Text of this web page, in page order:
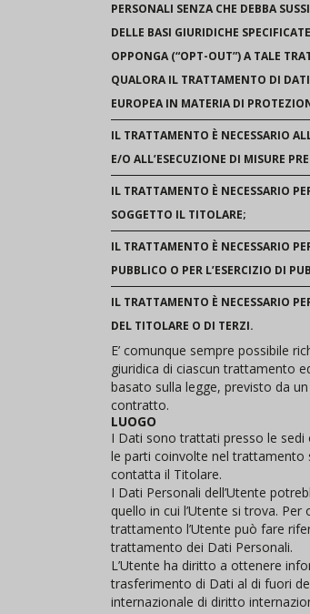
PERSONALI SENZA CHE DEBBA
DELLE BASI GIURIDICHE
OPPONGA (“OPT-OUT”) A TALE
QUALORA IL TRATTAMENTO DI
EUROPEA IN MATERIA DI
IL TRATTAMENTO È NECESSARIO
E/O ALL’ESECUZIONE DI MISURE
IL TRATTAMENTO È NECESSARIO
SOGGETTO IL TITOLARE;
IL TRATTAMENTO È NECESSARIO
PUBBLICO O PER L’ESERCIZIO DI
IL TRATTAMENTO È NECESSARIO
DEL TITOLARE O DI TERZI.
E’ comunque sempre possibile
giuridica di ciascun trattamento
basato sulla legge, previsto da
contratto.
LUOGO
I Dati sono trattati presso le
le parti coinvolte nel trattamento
contatta il Titolare.
I Dati Personali dell’Utente
quello in cui l’Utente si trova.
trattamento l’Utente può fare
trattamento dei Dati Personali.
L’Utente ha diritto a ottenere
trasferimento di Dati al di fuori
internazionale di diritto